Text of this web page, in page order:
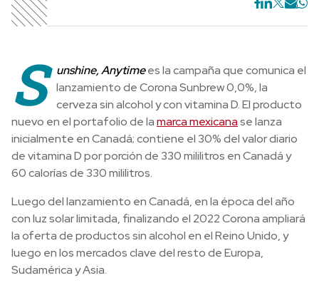
S unshine, Anytimees la campaña que comunica el
lanzamiento de Corona Sunbrew 0,0%, la
cerveza sin alcohol y con vitamina D. El producto
nuevo en el portafolio de lamarca mexicanase lanza
inicialmente en Canadá; contiene el 30% del valor diario
de vitamina D por porción de 330 mililitros en Canadá y
60 calorías de 330 mililitros.
Luego del lanzamiento en Canadá, en la época del año
con luz solar limitada, finalizando el 2022 Corona ampliará
la oferta de productos sin alcohol en el Reino Unido, y
luego en los mercados clave del resto de Europa,
Sudamérica y Asia.